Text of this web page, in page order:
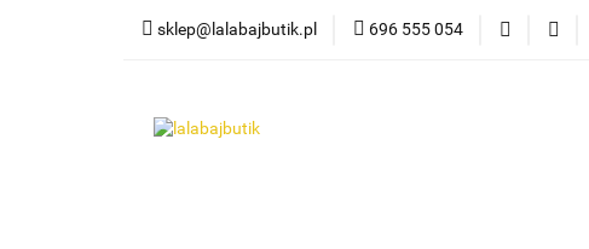
sklep@lalabajbutik.pl 696 555 054
NOWOŚCI